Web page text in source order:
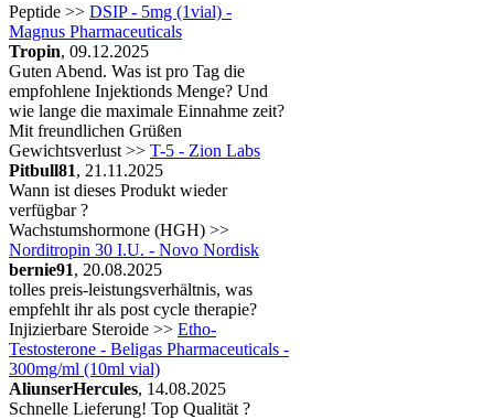
Peptide >> DSIP - 5mg (1vial) -
Magnus Pharmaceuticals
Tropin, 09.12.2025
Guten Abend. Was ist pro Tag die
empfohlene Injektionds Menge? Und
wie lange die maximale Einnahme zeit?
Mit freundlichen Grüßen
Gewichtsverlust >> T-5 - Zion Labs
Pitbull81, 21.11.2025
Wann ist dieses Produkt wieder
verfügbar ?
Wachstumshormone (HGH) >>
Norditropin 30 I.U. - Novo Nordisk
bernie91, 20.08.2025
tolles preis-leistungsverhältnis, was
empfehlt ihr als post cycle therapie?
Injizierbare Steroide >> Etho-
Testosterone - Beligas Pharmaceuticals -
300mg/ml (10ml vial)
AliunserHercules, 14.08.2025
Schnelle Lieferung! Top Qualität ?